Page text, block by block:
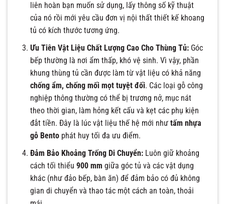
liên hoàn bạn muốn sử dụng, lấy thông số kỹ thuật
của nó rồi mới yêu cầu đơn vị nội thất thiết kế khoang
tủ có kích thước tương ứng.
Ưu Tiên Vật Liệu Chất Lượng Cao Cho Thùng Tủ:Góc
bếp thường là nơi ẩm thấp, khó vệ sinh. Vì vậy, phần
khung thùng tủ cần được làm từ vật liệu có khả năng
chống ẩm, chống mối mọt tuyệt đối. Các loại gỗ công
nghiệp thông thường có thể bị trương nở, mục nát
theo thời gian, làm hỏng kết cấu và kẹt các phụ kiện
đắt tiền. Đây là lúc vật liệu thế hệ mới như tấm nhựa
gỗ Bentophát huy tối đa ưu điểm.
Đảm Bảo Khoảng Trống Di Chuyển:Luôn giữ khoảng
cách tối thiểu 900 mm giữa góc tủ và các vật dụng
khác (như đảo bếp, bàn ăn) để đảm bảo có đủ không
gian di chuyển và thao tác một cách an toàn, thoải